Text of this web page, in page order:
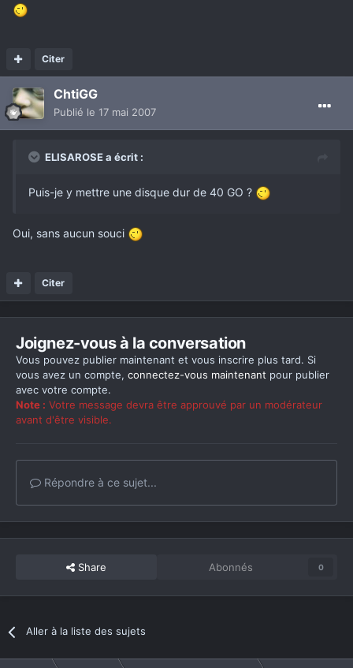
Citer
ChtiGG
Publié le 17 mai 2007
ELISAROSE a écrit :
Puis-je y mettre une disque dur de 40 GO ?
Oui, sans aucun souci
Citer
Joignez-vous à la conversation
Vous pouvez publier maintenant et vous inscrire plus tard. Si
vous avez un compte, connectez-vous maintenant pour publier
avec votre compte.
Note : Votre message devra être approuvé par un modérateur
avant d'être visible.
Répondre à ce sujet...
Share Abonnés 0
Aller à la liste des sujets